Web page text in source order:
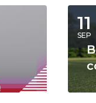
11
SEP